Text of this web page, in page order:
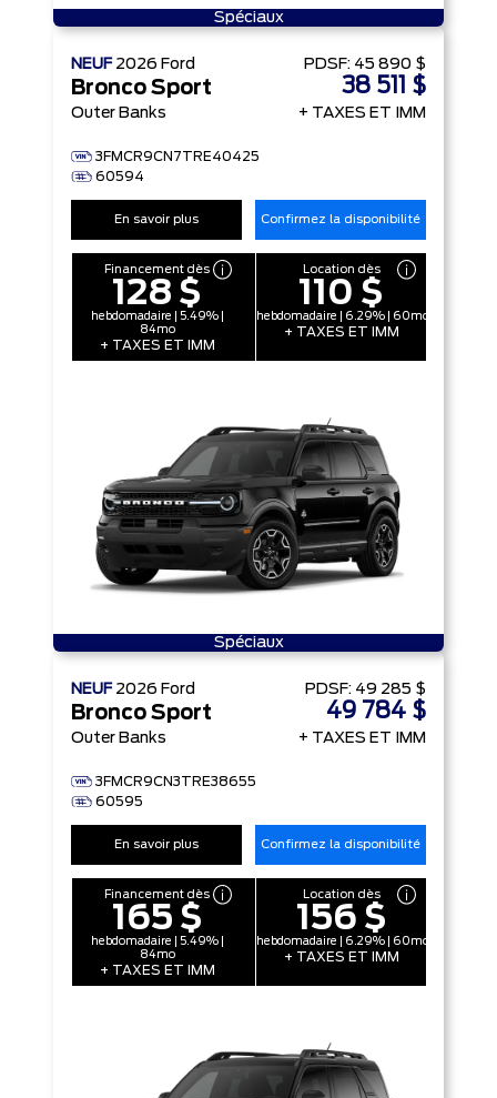
Spéciaux
NEUF 2026 Ford
Bronco Sport
Outer Banks
3FMCR9CN7TRE40425
60594
PDSF: 45 890 $
38 511 $
+ TAXES ET IMM
En savoir plus Confirmez la disponibilité
Financement dès
128 $
hebdomadaire | 5.49% |
84mo
+ TAXES ET IMM
Location dès
110 $
hebdomadaire | 6.29% | 60mo
+ TAXES ET IMM
Spéciaux
NEUF 2026 Ford
Bronco Sport
Outer Banks
3FMCR9CN3TRE38655
60595
PDSF: 49 285 $
49 784 $
+ TAXES ET IMM
En savoir plus Confirmez la disponibilité
Financement dès
165 $
hebdomadaire | 5.49% |
84mo
+ TAXES ET IMM
Location dès
156 $
hebdomadaire | 6.29% | 60mo
+ TAXES ET IMM